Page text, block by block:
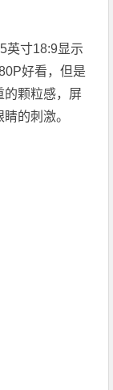
英寸18:9显示
好看，但是
的颗粒感，屏
的刺激。